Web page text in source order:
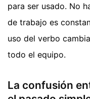
para ser usado. No
de trabajo es
uso del verbo
todo el equipo.
La confusión